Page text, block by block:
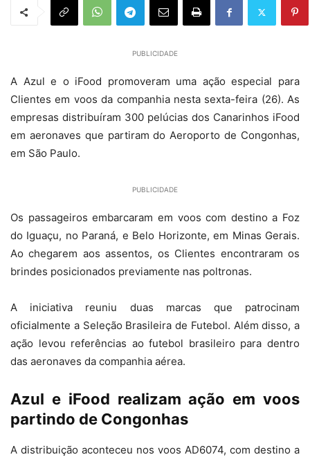
PUBLICIDADE
A Azul e o iFood promoveram uma ação especial para
Clientes em voos da companhia nesta sexta-feira (26). As
empresas distribuíram 300 pelúcias dos Canarinhos iFood
em aeronaves que partiram do Aeroporto de Congonhas,
em São Paulo.
PUBLICIDADE
Os passageiros embarcaram em voos com destino a Foz
do Iguaçu, no Paraná, e Belo Horizonte, em Minas Gerais.
Ao chegarem aos assentos, os Clientes encontraram os
brindes posicionados previamente nas poltronas.
A iniciativa reuniu duas marcas que patrocinam
oficialmente a Seleção Brasileira de Futebol. Além disso, a
ação levou referências ao futebol brasileiro para dentro
das aeronaves da companhia aérea.
Azul e iFood realizam ação em voos
partindo de Congonhas
A distribuição aconteceu nos voos AD6074, com destino a